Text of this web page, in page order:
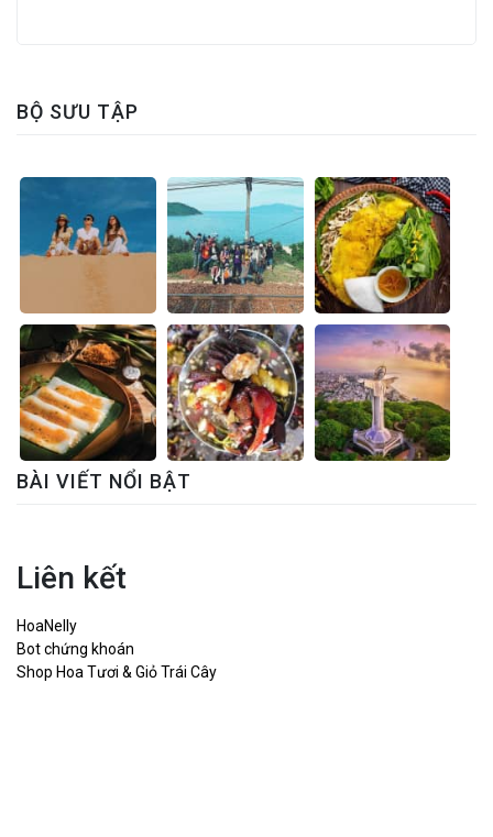
BỘ SƯU TẬP
BÀI VIẾT NỔI BẬT
Liên kết
HoaNelly
Bot chứng khoán
Shop Hoa Tươi & Giỏ Trái Cây